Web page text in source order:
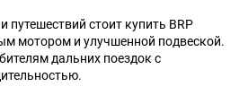
путешествий стоит купить BRP
мотором и улучшенной подвеской.
дальних поездок с